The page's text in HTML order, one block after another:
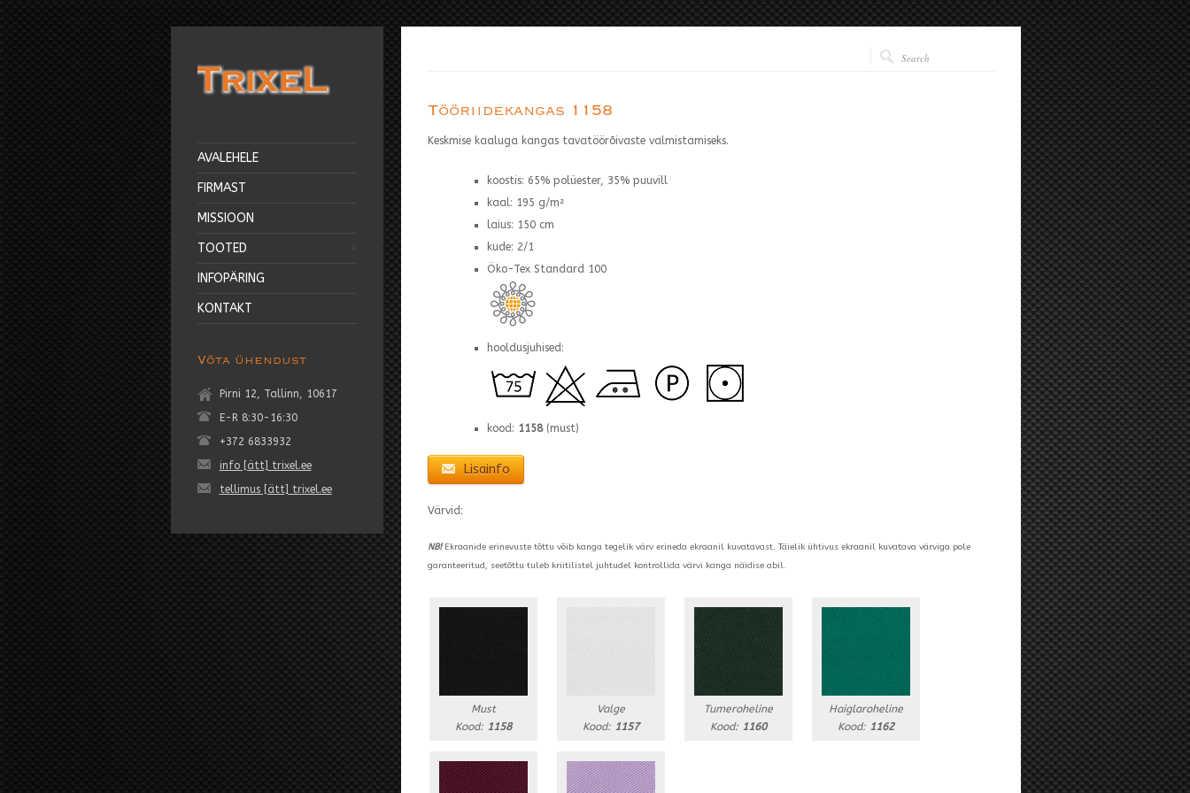
Tööriidekangas 1158
Keskmise kaaluga kangas tavatöörõivaste valmistamiseks.
koostis: 65% polüester, 35% puuvill
kaal: 195 g/m²
laius: 150 cm
kude: 2/1
Öko-Tex Standard 100
hooldusjuhised:
kood: 1158(must)
Lisainfo
Värvid:
NB!Ekraanide erinevuste tõttu võib kanga tegelik värv erineda ekraanil kuvatavast. Täielik ühtivus ekraanil kuvatava värviga pole
garanteeritud, seetõttu tuleb kriitilistel juhtudel kontrollida värvi kanga näidise abil.
Must
Kood: 1158
Valge
Kood: 1157
Tumeroheline
Kood: 1160
Haiglaroheline
Kood: 1162
AVALEHELE
FIRMAST
MISSIOON
TOOTED
INFOPÄRING
KONTAKT
Võta ühendust
Pirni 12, Tallinn, 10617
E-R 8:30-16:30
+372 6833932
info [ätt] trixel.ee
tellimus [ätt] trixel.ee